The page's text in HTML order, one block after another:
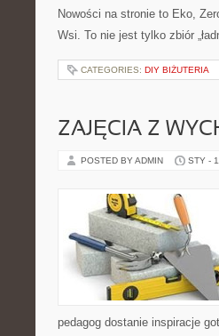
Nowości na stronie to Eko,
Wsi. To nie jest tylko zbiór
CATEGORIES: DIY BIŻUTERIA
ZAJĘCIA Z
POSTED BY ADMIN STY -
pedagog dostanie inspiracje